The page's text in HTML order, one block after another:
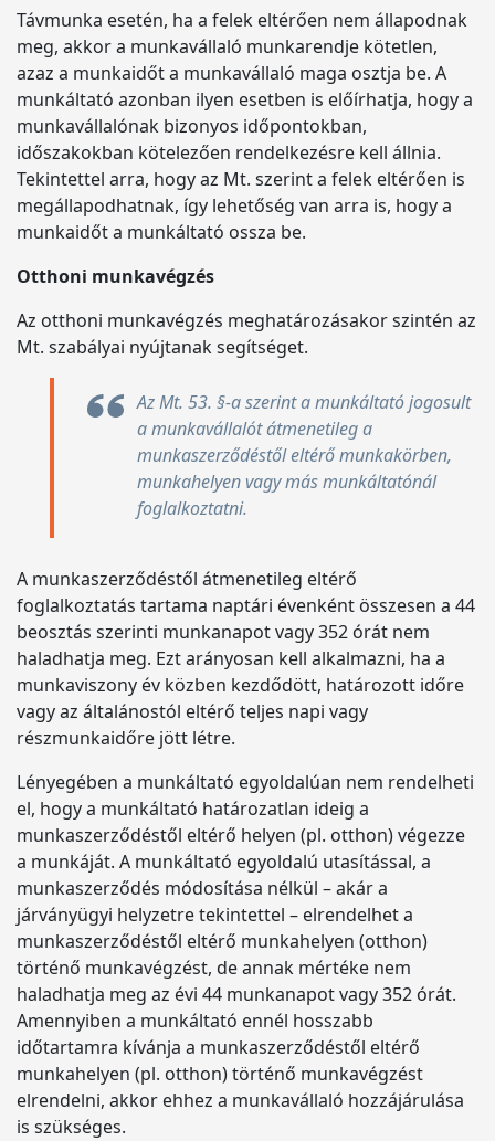
Távmunka esetén, ha a felek eltérően nem állapodnak
meg, akkor a munkavállaló munkarendje kötetlen,
azaz a munkaidőt a munkavállaló maga osztja be. A
munkáltató azonban ilyen esetben is előírhatja, hogy a
munkavállalónak bizonyos időpontokban,
időszakokban kötelezően rendelkezésre kell állnia.
Tekintettel arra, hogy az Mt. szerint a felek eltérően is
megállapodhatnak, így lehetőség van arra is, hogy a
munkaidőt a munkáltató ossza be.
Otthoni munkavégzés
Az otthoni munkavégzés meghatározásakor szintén az
Mt. szabályai nyújtanak segítséget.
Az Mt. 53. §-a szerint a munkáltató jogosult
a munkavállalót átmenetileg a
munkaszerződéstől eltérő munkakörben,
munkahelyen vagy más munkáltatónál
foglalkoztatni.
A munkaszerződéstől átmenetileg eltérő
foglalkoztatás tartama naptári évenként összesen a 44
beosztás szerinti munkanapot vagy 352 órát nem
haladhatja meg. Ezt arányosan kell alkalmazni, ha a
munkaviszony év közben kezdődött, határozott időre
vagy az általánostól eltérő teljes napi vagy
részmunkaidőre jött létre.
Lényegében a munkáltató egyoldalúan nem rendelheti
el, hogy a munkáltató határozatlan ideig a
munkaszerződéstől eltérő helyen (pl. otthon) végezze
a munkáját. A munkáltató egyoldalú utasítással, a
munkaszerződés módosítása nélkül – akár a
járványügyi helyzetre tekintettel – elrendelhet a
munkaszerződéstől eltérő munkahelyen (otthon)
történő munkavégzést, de annak mértéke nem
haladhatja meg az évi 44 munkanapot vagy 352 órát.
Amennyiben a munkáltató ennél hosszabb
időtartamra kívánja a munkaszerződéstől eltérő
munkahelyen (pl. otthon) történő munkavégzést
elrendelni, akkor ehhez a munkavállaló hozzájárulása
is szükséges.